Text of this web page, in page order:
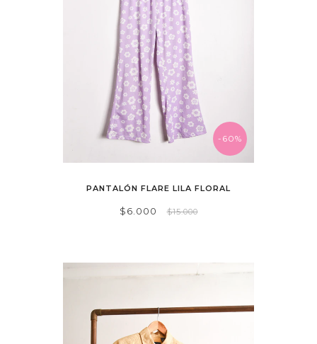
-60%
PANTALÓN FLARE LILA FLORAL
$6.000 $15.000